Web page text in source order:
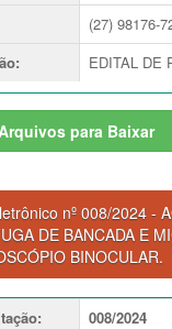
(27) 98176-
: EDITAL DE
para Baixar
nº 008/2024 -
DE BANCADA E
BINOCULAR.
:
008/2024